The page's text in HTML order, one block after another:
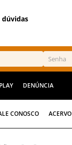
dúvidas
DENÚNCIA
CONOSCO ACERVO